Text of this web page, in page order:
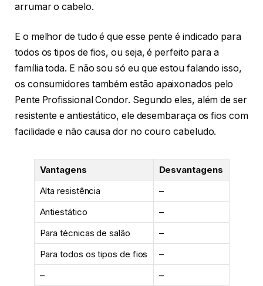
arrumar o cabelo.
E o melhor de tudo é que esse pente é indicado para
todos os tipos de fios, ou seja, é perfeito para a
família toda. E não sou só eu que estou falando isso,
os consumidores também estão apaixonados pelo
Pente Profissional Condor. Segundo eles, além de ser
resistente e antiestático, ele desembaraça os fios com
facilidade e não causa dor no couro cabeludo.
Vantagens
Desvantagens
Alta resistência
–
Antiestático
–
Para técnicas de salão
–
Para todos os tipos de fios
–
–
–